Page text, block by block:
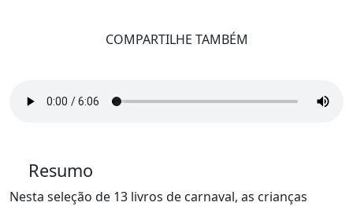
COMPARTILHE TAMBÉM
Resumo
Nesta seleção de 13 livros de carnaval, as crianças